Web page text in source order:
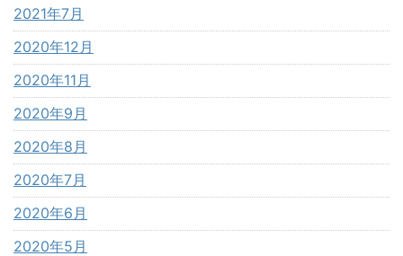
2021年7月
2020年12月
2020年11月
2020年9月
2020年8月
2020年7月
2020年6月
2020年5月